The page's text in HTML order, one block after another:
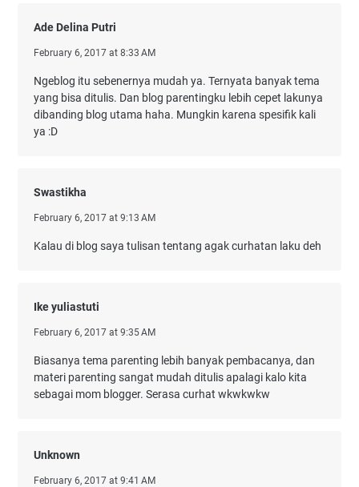
Ade Delina Putri
February 6, 2017 at 8:33 AM
Ngeblog itu sebenernya mudah ya. Ternyata banyak tema
yang bisa ditulis. Dan blog parentingku lebih cepet lakunya
dibanding blog utama haha. Mungkin karena spesifik kali
ya :D
Swastikha
February 6, 2017 at 9:13 AM
Kalau di blog saya tulisan tentang agak curhatan laku deh
Ike yuliastuti
February 6, 2017 at 9:35 AM
Biasanya tema parenting lebih banyak pembacanya, dan
materi parenting sangat mudah ditulis apalagi kalo kita
sebagai mom blogger. Serasa curhat wkwkwkw
Unknown
February 6, 2017 at 9:41 AM